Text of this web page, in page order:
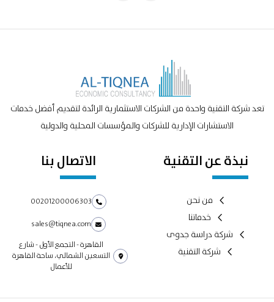
تعد شركة التقنية واحدة من الشركات الاستثمارية الرائدة لتقديم أفضل خدمات
الاستشارات الإدارية للشركات والمؤسسات المحلية والدولية
نبذة عن التقنية
من نحن
خدماتنا
شركة دراسة جدوى
شركة التقنية
الاتصال بنا
00201200006303
sales@tiqnea.com
القاهرة - التجمع الأول - شارع
التسعين الشمالي، ساحة القاهرة
للأعمال